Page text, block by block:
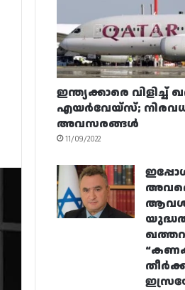
ഇന്ത്യക്കാരെ വിളിച്ച്
എയർവേയ്‌സ്;
അവസരങ്ങൾ
11/09/2022